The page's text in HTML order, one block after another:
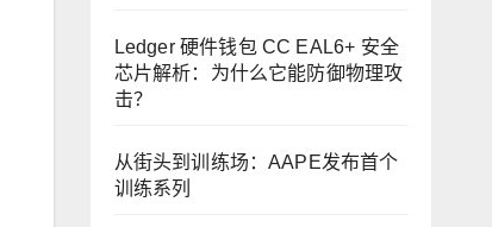
Ledger 硬件钱包 CC EAL6+ 安全
芯片解析：为什么它能防御物理攻
击？
从街头到训练场：AAPE发布首个
训练系列